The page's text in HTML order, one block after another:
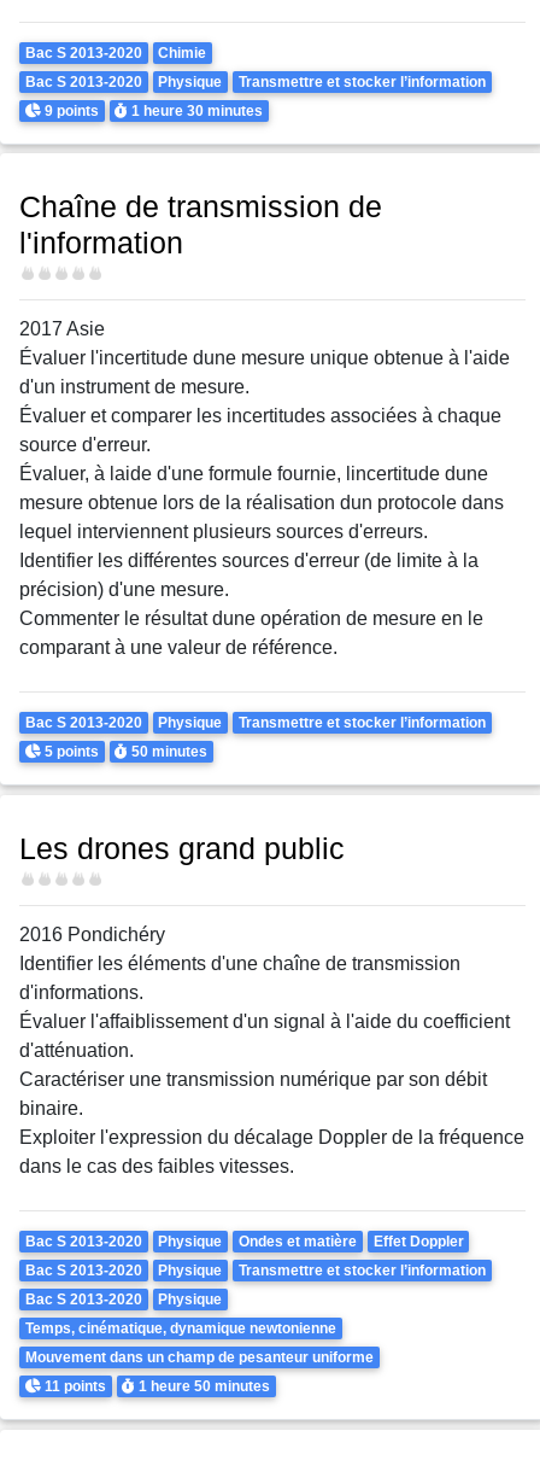
Theme
Bac S 2013-2020
Chimie
Bac S 2013-2020
Physique Transmettre et stocker l’information
Points
9 points Durée
1 heure30 minutes
Chaîne de transmission de
l'information
Difficulté
2017 Asie
Évaluer l'incertitude dune mesure unique obtenue à l'aide
d'un instrument de mesure.
Évaluer et comparer les incertitudes associées à chaque
source d'erreur.
Évaluer, à laide d'une formule fournie, lincertitude dune
mesure obtenue lors de la réalisation dun protocole dans
lequel interviennent plusieurs sources d'erreurs.
Identifier les différentes sources d'erreur (de limite à la
précision) d'une mesure.
Commenter le résultat dune opération de mesure en le
comparant à une valeur de référence.
Theme
Bac S 2013-2020 Physique Transmettre et stocker l’information
Points
5 points Durée
50 minutes
Les drones grand public
Difficulté
2016 Pondichéry
Identifier les éléments d'une chaîne de transmission
d'informations.
Évaluer l'affaiblissement d'un signal à l'aide du coefficient
d'atténuation.
Caractériser une transmission numérique par son débit
binaire.
Exploiter l'expression du décalage Doppler de la fréquence
dans le cas des faibles vitesses.
Theme
Bac S 2013-2020 Physique Ondes et matière
Effet Doppler
Bac S 2013-2020
Physique
Transmettre et stocker l’information
Bac S 2013-2020
Physique
Temps, cinématique, dynamique newtonienne
Mouvement dans un champ de pesanteur uniforme
Points
11 points Durée
1 heure50 minutes